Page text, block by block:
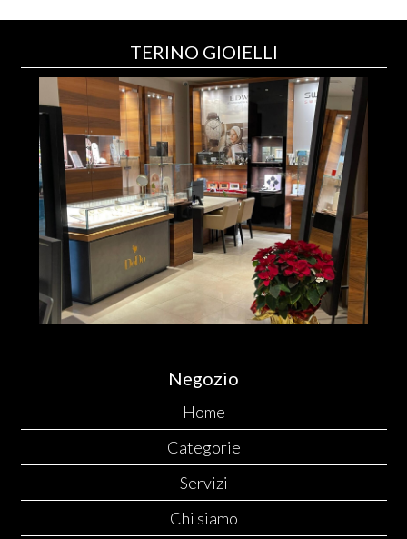
TERINO GIOIELLI
Negozio
Home
Categorie
Servizi
Chi siamo